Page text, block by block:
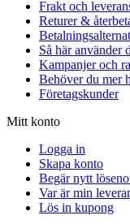
Frakt och
Returer &
Så här använder
Kampanjer och
Behöver du mer
Företagskunder
Mitt konto
Logga in
Skapa konto
Begär nytt
Var är min
Lös in kupong